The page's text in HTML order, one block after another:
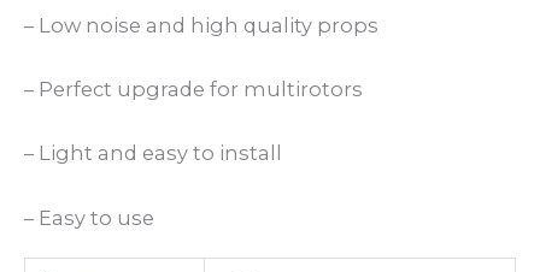
– Low noise and high quality props
– Perfect upgrade for multirotors
– Light and easy to install
– Easy to use